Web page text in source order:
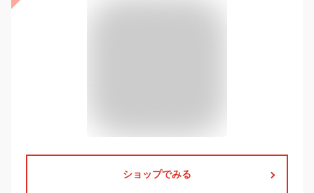
ショップでみる